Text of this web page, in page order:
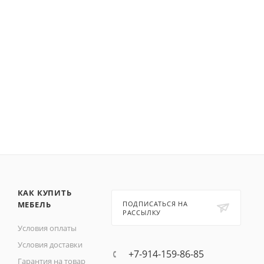
КАК КУПИТЬ
МЕБЕЛЬ
Условия оплаты
Условия доставки
Гарантия на товар
ПОДПИСАТЬСЯ НА
РАССЫЛКУ
+7-914-159-86-85